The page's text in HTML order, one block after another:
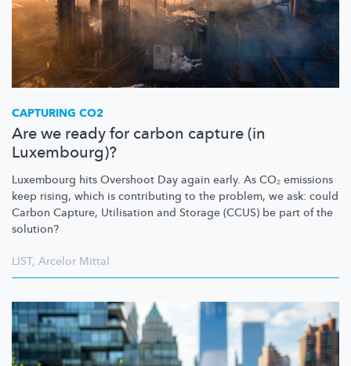
CAPTURING CO2
Are we ready for carbon capture (in
Luxembourg)?
Luxembourg hits Overshoot Day again early. As CO₂ emissions
keep rising, which is contributing to the problem, we ask: could
Carbon Capture, Utilisation and Storage (CCUS) be part of the
solution?
LIST, Arcelor Mittal